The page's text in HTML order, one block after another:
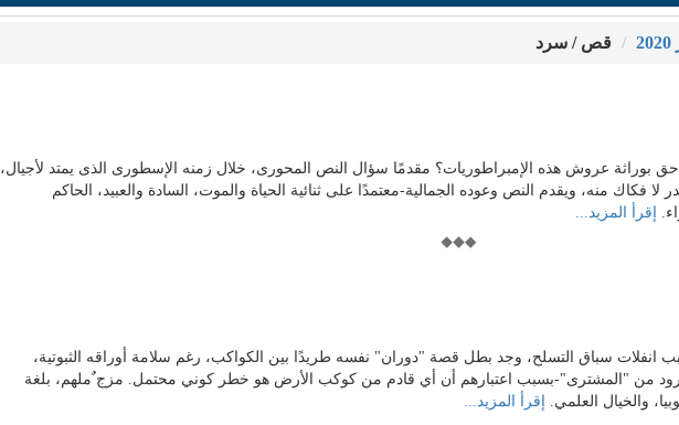
قص / سرد
بوراثة عروش هذه الإمبراطوريات؟ مقدمًا سؤال النص المحورى، خلال زمنه الإسطورى الذى يمتد لأجيال،
فكاك منه، ويقدم النص وعوده الجمالية-معتمدًا على ثنائية الحياة والموت، السادة والعبيد، الحاكم
إقرأ المزيد...
انفلات سباق التسلح، وجد بطل قصة "دوران" نفسه طريدًا بين الكواكب، رغم سلامة أوراقه الثبوتية،
من "المشترى"-بسبب اعتبارهم أن أي قادم من كوكب الأرض هو خطر كوني محتمل. مزج ٌملهم، بلغة
والخيال العلمي.
إقرأ المزيد...